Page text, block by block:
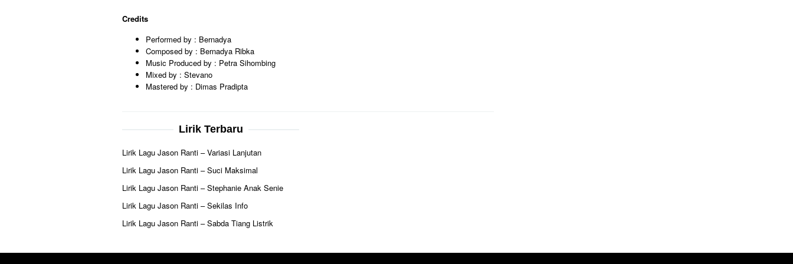
Credits
Performed by : Bernadya
Composed by : Bernadya Ribka
Music Produced by : Petra Sihombing
Mixed by : Stevano
Mastered by : Dimas Pradipta
Lirik Terbaru
Lirik Lagu Jason Ranti – Variasi Lanjutan
Lirik Lagu Jason Ranti – Suci Maksimal
Lirik Lagu Jason Ranti – Stephanie Anak Senie
Lirik Lagu Jason Ranti – Sekilas Info
Lirik Lagu Jason Ranti – Sabda Tiang Listrik